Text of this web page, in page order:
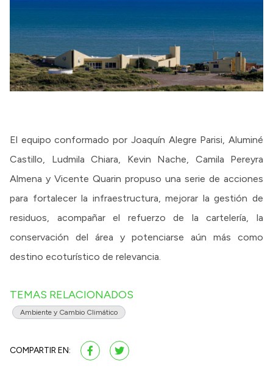
El equipo conformado por Joaquín Alegre Parisi, Aluminé
Castillo, Ludmila Chiara, Kevin Nache, Camila Pereyra
Almena y Vicente Quarin propuso una serie de acciones
para fortalecer la infraestructura, mejorar la gestión de
residuos, acompañar el refuerzo de la cartelería, la
conservación del área y potenciarse aún más como
destino ecoturístico de relevancia.
TEMAS RELACIONADOS
Ambiente y Cambio Climático
COMPARTIR EN: